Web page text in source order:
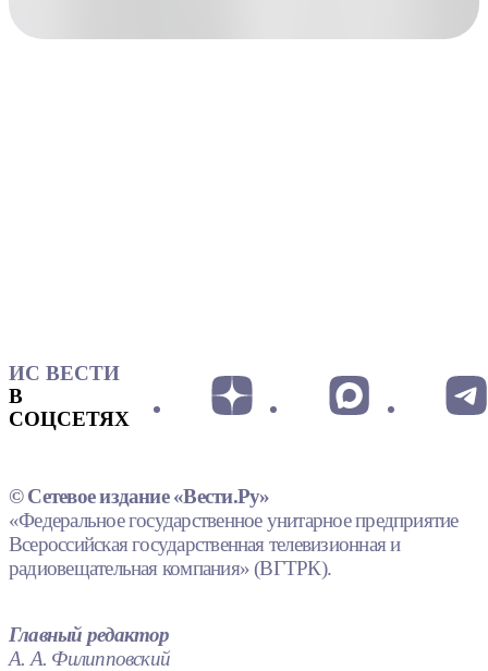
ИС ВЕСТИ
В
СОЦСЕТЯХ
© Сетевое издание «Вести.Ру»
«Федеральное государственное унитарное предприятие
Всероссийская государственная телевизионная и
радиовещательная компания» (ВГТРК).
Главный редактор
А. А. Филипповский